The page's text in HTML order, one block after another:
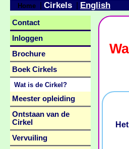
Home Cirkels English
Contact
Inloggen
Brochure
Boek Cirkels
Wat is de Cirkel?
Meester opleiding
Ontstaan van de
Cirkel
Vervuiling